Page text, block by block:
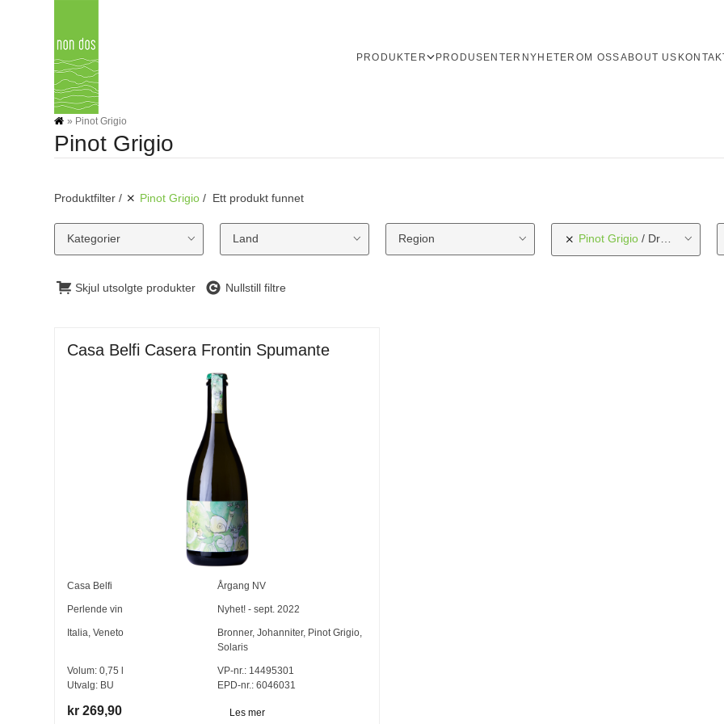
PRODUKTER PRODUSENTER NYHETER OM OSSABOUT US
» Pinot Grigio
Pinot Grigio
Produktfilter Pinot Grigio Ett produkt funnet
Kategorier Land Region Pinot Grigio Druetype
Skjul utsolgte produkter Nullstill filtre
Casa Belfi Casera Frontin Spumante
Casa Belfi Årgang NV
Perlende vin Nyhet! - sept. 2022
Italia,Veneto Bronner, Johanniter, Pinot Grigio,
Solaris
Volum:0,75
Utvalg: BU
VP-nr.:14495301
EPD-nr.: 6046031
kr 269,90 Les mer